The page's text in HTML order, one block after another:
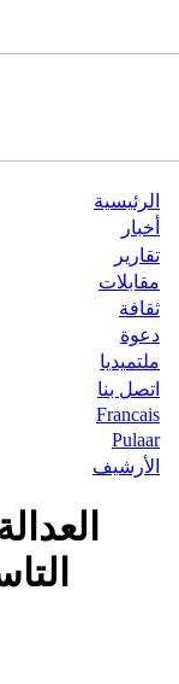
الرئيسية
أخبار
تقارير
مقابلات
ثقافة
دعوة
ملتميديا
اتصل بنا
Francais
Pulaar
الأرشيف